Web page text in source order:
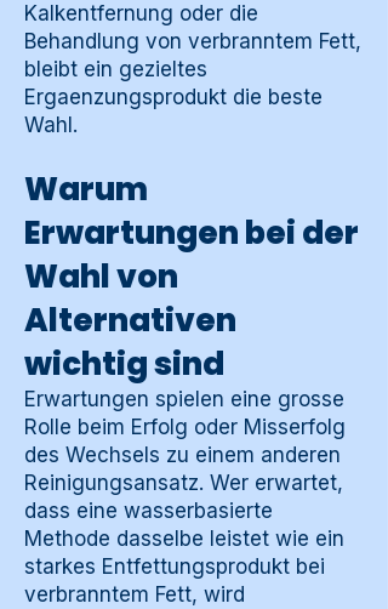
Kalkentfernung oder die
Behandlung von verbranntem Fett,
bleibt ein gezieltes
Ergaenzungsprodukt die beste
Wahl.
Warum
Erwartungen bei der
Wahl von
Alternativen
wichtig sind
Erwartungen spielen eine grosse
Rolle beim Erfolg oder Misserfolg
des Wechsels zu einem anderen
Reinigungsansatz. Wer erwartet,
dass eine wasserbasierte
Methode dasselbe leistet wie ein
starkes Entfettungsprodukt bei
verbranntem Fett, wird